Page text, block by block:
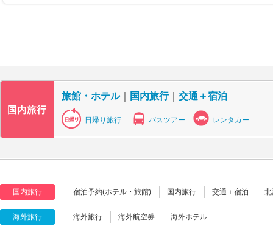
旅館・ホテル｜ 国内旅行｜ 交通＋宿泊
日帰り旅行 バスツアー レンタカー
国内旅行 宿泊予約(ホテル・旅館) 国内旅行 交通＋宿泊
海外旅行 海外旅行 海外航空券 海外ホテル